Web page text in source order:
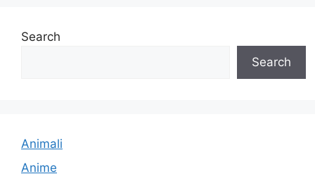
Search
Search
Animali
Anime